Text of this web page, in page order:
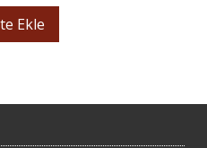
Ekle